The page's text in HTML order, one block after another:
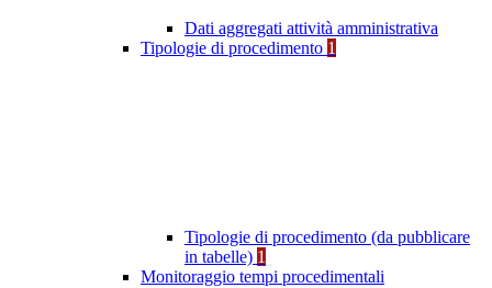
Dati aggregati attività amministrativa
Tipologie di procedimento 1
Tipologie di procedimento (da pubblicare
in tabelle) 1
Monitoraggio tempi procedimentali